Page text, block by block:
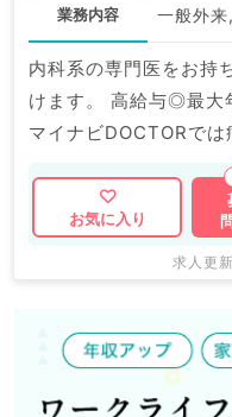
業務内容 一般外
内科系の専門医をお持
けます。 高給与◎最大
マイナビDOCTORでは
関求人はもちろんのこと、 掲載情報以外にも
の企業系求人も多数扱っています
はお気軽にお問合せ下
お気に入り
求人更